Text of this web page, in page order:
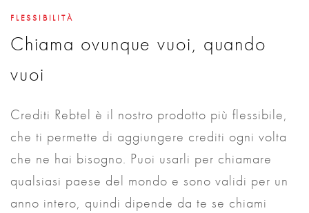
FLESSIBILITÀ
Chiama ovunque vuoi, quando
vuoi
Crediti Rebtel è il nostro prodotto più flessibile,
che ti permette di aggiungere crediti ogni volta
che ne hai bisogno. Puoi usarli per chiamare
qualsiasi paese del mondo e sono validi per un
anno intero, quindi dipende da te se chiami